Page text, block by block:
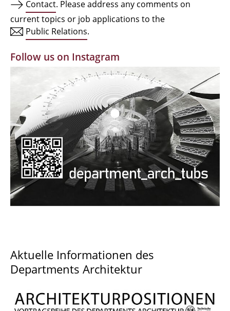
Facilities
Alumni | cloud club
Documents and Downloads
Contact. Please address any comments on
current topics or job applications to the
Public Relations.
Follow us on Instagram
Aktuelle Informationen des
Departments Architektur